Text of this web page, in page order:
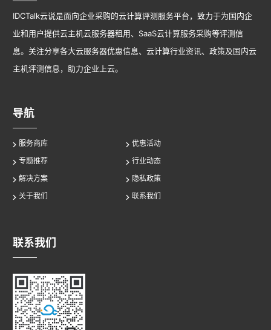
IDCTalk云说是面向企业采购的云计算评测服务平台，致力于为国内企
业和用户提供云主机云服务器租用、SaaS云计算服务采购等评测信
息。关注分享各大云服务器优惠信息、云计算行业资讯、政策及国内云
主机评测信息，助力企业上云。
导航
服务商库
优惠活动
专题推荐
行业动态
解决方案
隐私政策
关于我们
联系我们
联系我们